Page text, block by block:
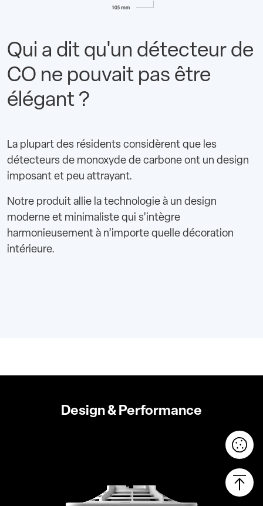
Qui a dit qu'un détecteur de
CO ne pouvait pas être
élégant ?
La plupart des résidents considèrent que les
détecteurs de monoxyde de carbone ont un design
imposant et peu attrayant.
Notre produit allie la technologie à un design
moderne et minimaliste qui s’intègre
harmonieusement à n’importe quelle décoration
intérieure.
Design & Performance